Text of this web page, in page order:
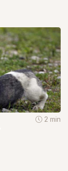
2 min